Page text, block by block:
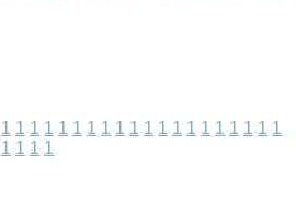
1 1 1 1 1 1 1 1 1 1 1 1 1 1 1 1 1 1 1 1
1 1 1 1